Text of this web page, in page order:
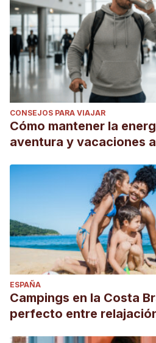
CONSEJOS PARA VIAJAR
Cómo mantener la
aventura y vacaciones
ESPAÑA
Campings en la Costa
perfecto entre